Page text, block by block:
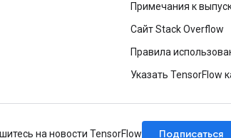
Примечания к
Сайт Stack Overflow
Правила
Указать TensorFlow
на новости TensorFlow Подписаться